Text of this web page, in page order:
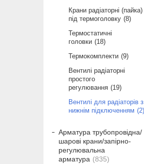
Крани радіаторні (пайка)
під термоголовку 8
Термостатичні
головки
18
Термокомплекти 9
Вентилі радіаторні
простого
регулювання
19
Вентилі для радіаторів з
нижнім підключенням
2
Арматура трубопровідна/
шарові крани/запірно-
регулювальна
арматура
835